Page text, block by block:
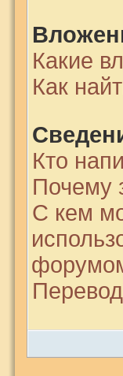
Какие
Как
Кто
Почему
С кем